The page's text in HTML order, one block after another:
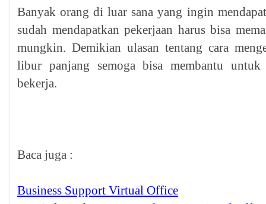
Banyak orang di luar sana yang ingin
sudah mendapatkan pekerjaan harus bisa
mungkin. Demikian ulasan tentang cara
libur panjang semoga bisa membantu untuk
bekerja.
Baca juga :
Business Support Virtual Office